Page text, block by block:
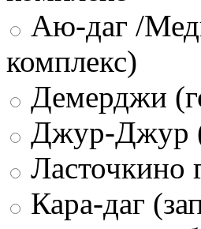
Аю-даг /
комплекс)
Демерджи
Джур-Джур
Ласточкино
Кара-даг